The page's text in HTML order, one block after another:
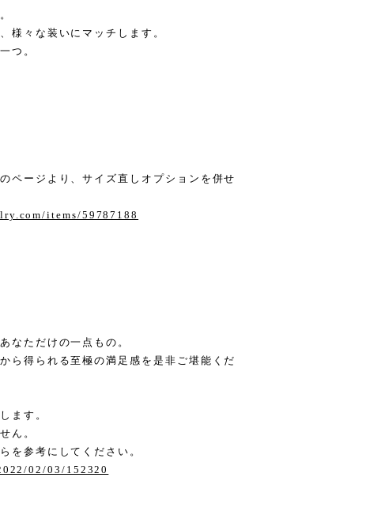
様々な装いにマッチします。
つ。
ページより、サイズ直しオプションを併せ
items/59787188
なただけの一点もの。
ら得られる至極の満足感を是非ご堪能くだ
ます。
ん。
を参考にしてください。
02/03/152320